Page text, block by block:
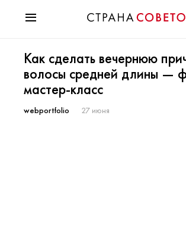
Мода
Звезды
Гороскопы
Здоровье
Как сделать вечернюю
волосы средней длины —
мастер-класс
webportfolio 27 июня